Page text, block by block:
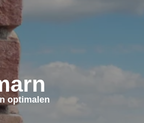
optimalen